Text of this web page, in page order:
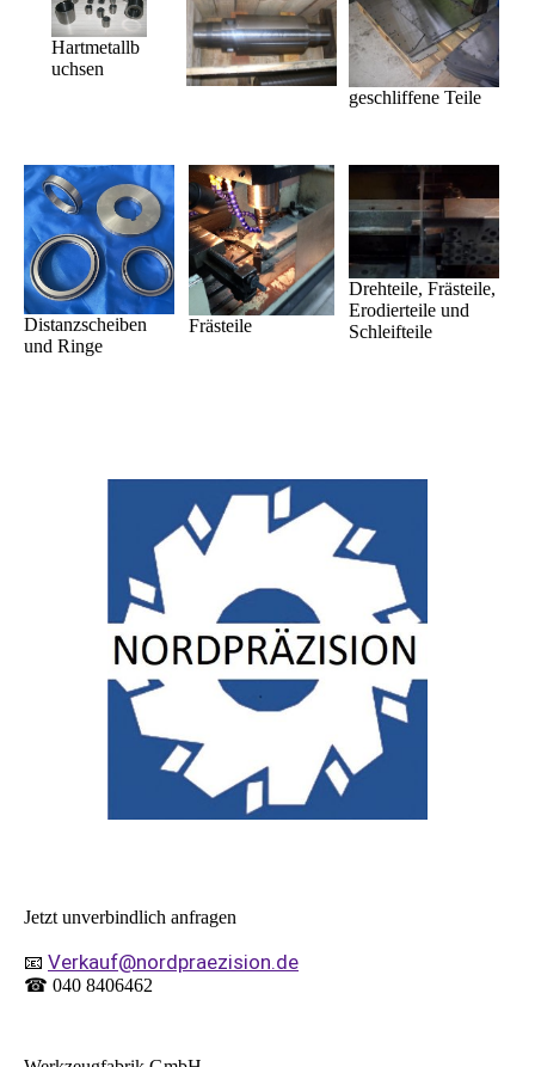
Hartmetallb
uchsen
geschliffene Teile
Distanzscheiben
und Ringe
Frästeile
Drehteile, Frästeile,
Erodierteile und
Schleifteile
Jetzt unverbindlich anfragen
📧 Verkauf@nordpraezision.de
☎ 040 8406462